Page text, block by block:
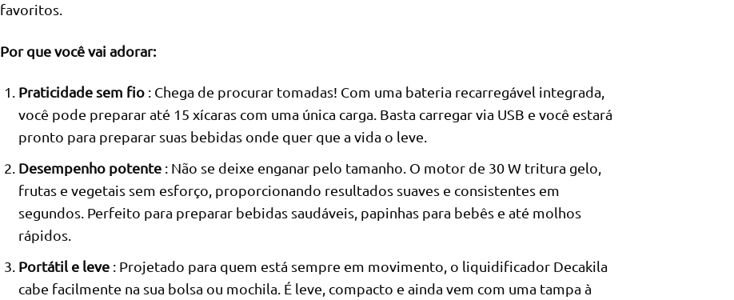
favoritos.
Por que você vai adorar:
Praticidade sem fio: Chega de procurar tomadas! Com uma bateria recarregável integrada,
você pode preparar até 15 xícaras com uma única carga. Basta carregar via USB e você estará
pronto para preparar suas bebidas onde quer que a vida o leve.
Desempenho potente: Não se deixe enganar pelo tamanho. O motor de 30 W tritura gelo,
frutas e vegetais sem esforço, proporcionando resultados suaves e consistentes em
segundos. Perfeito para preparar bebidas saudáveis, papinhas para bebês e até molhos
rápidos.
Portátil e leve: Projetado para quem está sempre em movimento, o liquidificador Decakila
cabe facilmente na sua bolsa ou mochila. É leve, compacto e ainda vem com uma tampa à